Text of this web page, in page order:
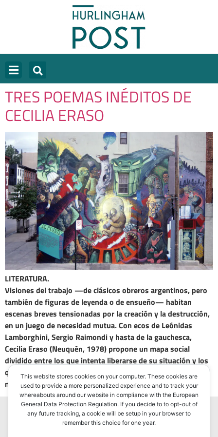
TRES POEMAS INÉDITOS DE
CECILIA ERASO
LITERATURA.
Visiones del trabajo —de clásicos obreros argentinos, pero
también de figuras de leyenda o de ensueño— habitan
escenas breves tensionadas por la creación y la destrucción,
en un juego de necesidad mutua. Con ecos de Leónidas
Lamborghini, Sergio Raimondi y hasta de la gauchesca,
Cecilia Eraso (Neuquén, 1978) propone un mapa social
dividido entre los que intenta liberarse de su situación y los
que, “enamorados” del orden de las cosas, buscan “algo
nuevo para que todo siga igual”.
This website stores cookies on your computer. These cookies are
used to provide a more personalized experience and to track your
whereabouts around our website in compliance with the European
General Data Protection Regulation. If you decide to to opt-out of
any future tracking, a cookie will be setup in your browser to
remember this choice for one year.